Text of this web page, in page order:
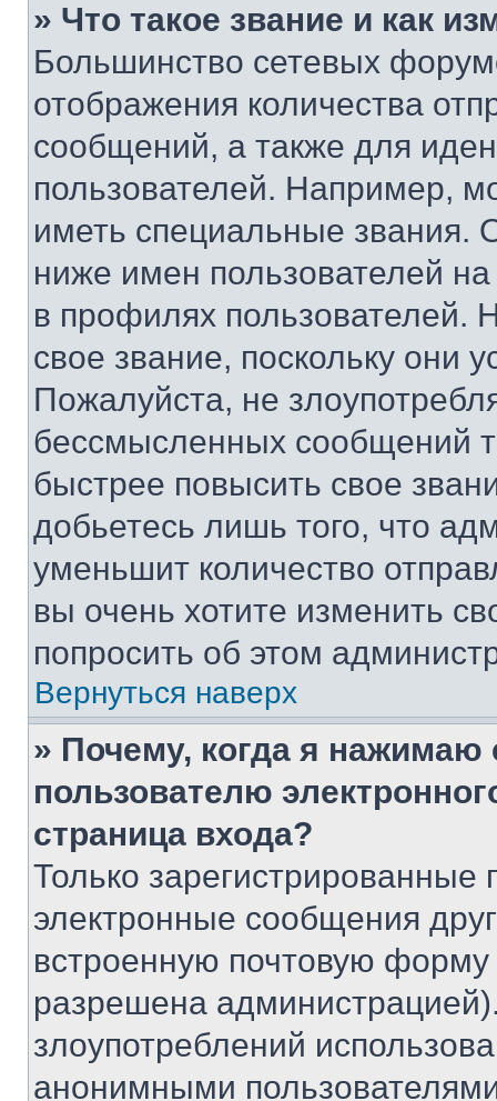
» Что такое звание и как
Большинство сетевых
отображения количества
сообщений, а также для
пользователей. Например,
иметь специальные звания.
ниже имен пользователей
в профилях
свое звание, поскольку они
Пожалуйста, не
бессмысленных сообщений
быстрее повысить свое
добьетесь лишь того, что
уменьшит количество
вы очень хотите изменить
попросить об этом
Вернуться наверх
» Почему, когда я нажимаю
пользователю
страница входа?
Только зарегистрированные
электронные сообщения
встроенную почтовую
разрешена
злоупотреблений
анонимными